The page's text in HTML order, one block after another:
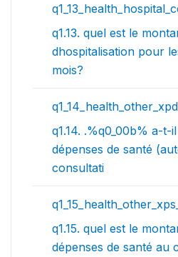
q1.13. quel est le
dhospitalisation pour
mois?
q1_14_health_other_xpd
q1.14. .%q0_00b% a-t-
dépenses de santé
consultati
q1.15. quel est le
dépenses de santé au